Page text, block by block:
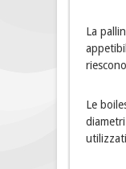
La
Le